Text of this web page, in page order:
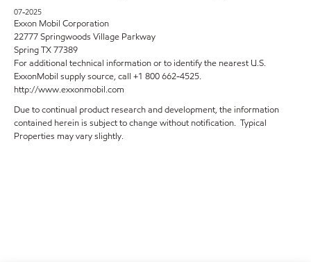
07-2025
Exxon Mobil Corporation
22777 Springwoods Village Parkway
Spring TX 77389
For additional technical information or to identify the nearest U.S.
ExxonMobil supply source, call +1 800 662-4525.
http://www.exxonmobil.com
Due to continual product research and development, the information
contained herein is subject to change without notification. Typical
Properties may vary slightly.